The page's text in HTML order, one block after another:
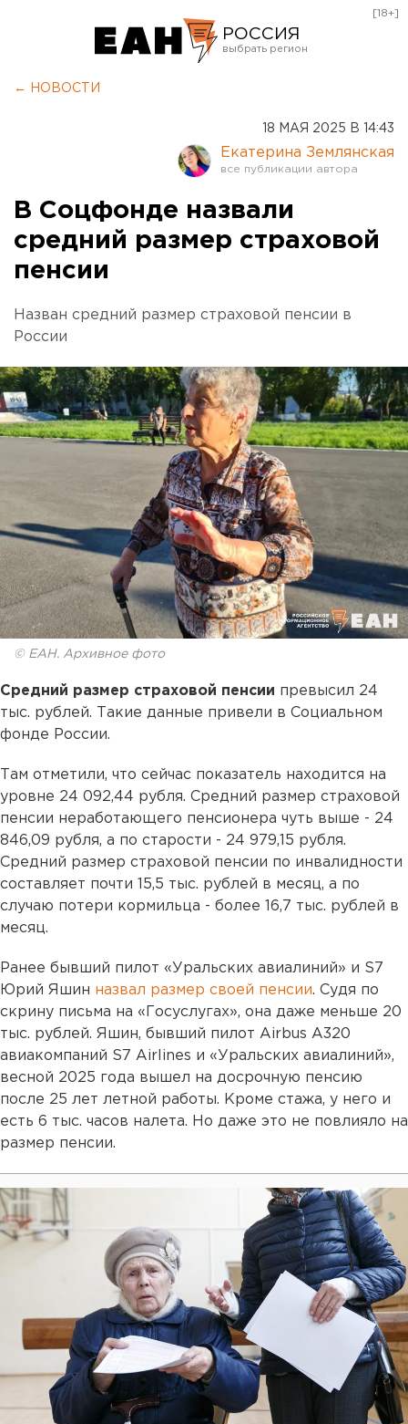
РОССИЯ
Оренбург
[18+]
← НОВОСТИ
18 МАЯ 2025 В 14:43
Екатерина Землянская
В Соцфонде назвали
средний размер страховой
пенсии
Назван средний размер страховой пенсии в
России
© ЕАН. Архивное фото
Средний размер страховой пенсии превысил 24
тыс. рублей. Такие данные привели в Социальном
фонде России.
Там отметили, что сейчас показатель находится на
уровне 24 092,44 рубля. Средний размер страховой
пенсии неработающего пенсионера чуть выше - 24
846,09 рубля, а по старости - 24 979,15 рубля.
Средний размер страховой пенсии по инвалидности
составляет почти 15,5 тыс. рублей в месяц, а по
случаю потери кормильца - более 16,7 тыс. рублей в
месяц.
Ранее бывший пилот «Уральских авиалиний» и S7
Юрий Яшин назвал размер своей пенсии. Судя по
скрину письма на «Госуслугах», она даже меньше 20
тыс. рублей. Яшин, бывший пилот Airbus A320
авиакомпаний S7 Airlines и «Уральских авиалиний»,
весной 2025 года вышел на досрочную пенсию
после 25 лет летной работы. Кроме стажа, у него и
есть 6 тыс. часов налета. Но даже это не повлияло на
размер пенсии.